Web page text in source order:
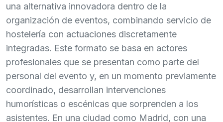
una alternativa innovadora dentro de la
organización de eventos, combinando servicio de
hostelería con actuaciones discretamente
integradas. Este formato se basa en actores
profesionales que se presentan como parte del
personal del evento y, en un momento previamente
coordinado, desarrollan intervenciones
humorísticas o escénicas que sorprenden a los
asistentes. En una ciudad como Madrid, con una